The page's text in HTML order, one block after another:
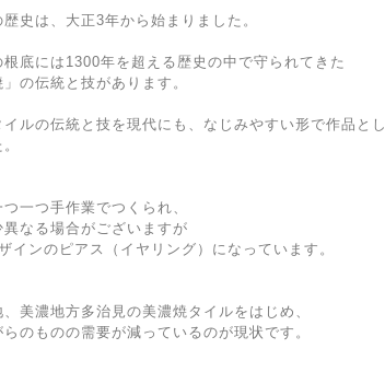
史は、大正3年から始まりました。
底には1300年を超える歴史の中で守られてきた
の伝統と技があります。
ルの伝統と技を現代にも、なじみやすい形で作品とし
一つ手作業でつくられ、
なる場合がございますが
インのピアス（イヤリング）になっています。
美濃地方多治見の美濃焼タイルをはじめ、
のものの需要が減っているのが現状です。